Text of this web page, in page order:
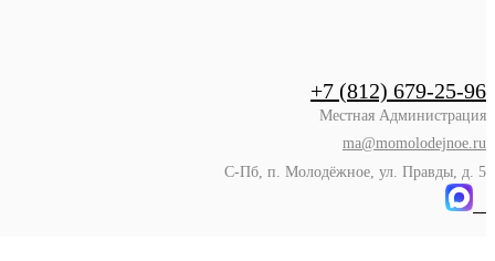
+7 (812) 679-25-96
Местная Администрация
ma@momolodejnoe.ru
С-Пб, п. Молодёжное, ул. Правды, д. 5